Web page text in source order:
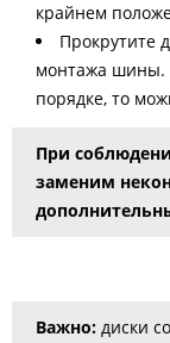
крайнем
Прокрутите
монтажа шины.
порядке, то
При
заменим
Важно: диски